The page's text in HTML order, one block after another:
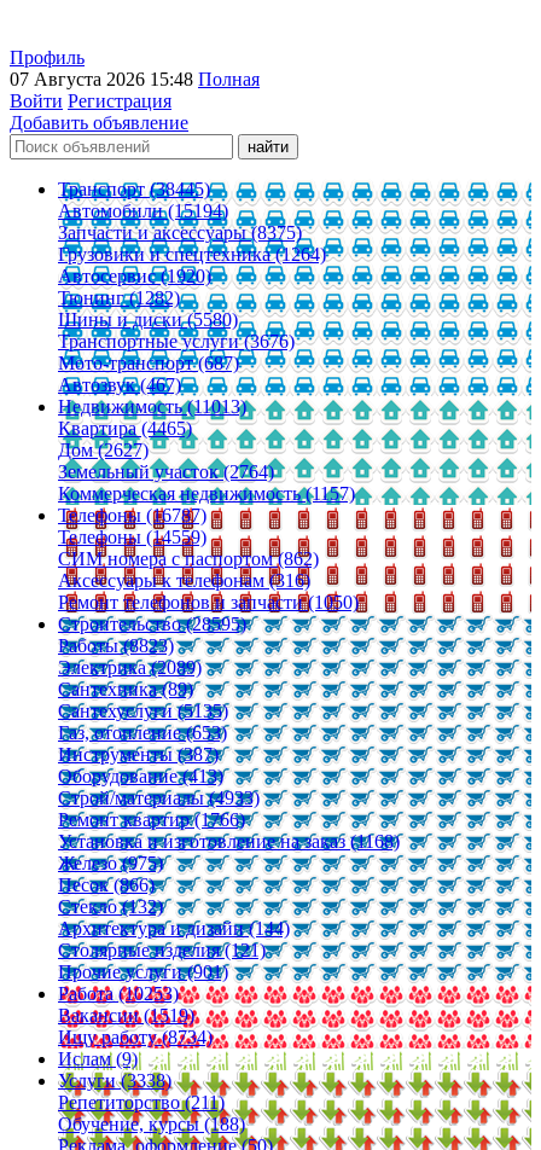
Профиль
07 Августа 2026 15:48 Полная
Войти Регистрация
Добавить объявление
Транспорт (38445)
Автомобили (15194)
Запчасти и аксессуары (8375)
Грузовики и спецтехника (1264)
Автосервис (1920)
Тюнинг (1282)
Шины и диски (5580)
Транспортные услуги (3676)
Мото-транспорт (687)
Автозвук (467)
Недвижимость (11013)
Квартира (4465)
Дом (2627)
Земельный участок (2764)
Коммерческая недвижимость (1157)
Телефоны (16787)
Телефоны (14559)
СИМ номера с паспортом (862)
Аксессуары к телефонам (316)
Ремонт телефонов и запчасти (1050)
Строительство (28595)
Работы (8823)
Электрика (2089)
Сантехника (89)
Сантехуслуги (5135)
Газ, отопление (653)
Инструменты (387)
Оборудование (413)
Строй/материалы (4933)
Ремонт квартир (1766)
Установка и изготовление на заказ (1168)
Железо (975)
Песок (866)
Стекло (132)
Архитектура и дизайн (144)
Столярные изделия (121)
Прочие услуги (901)
Работа (10253)
Вакансии (1519)
Ищу работу (8734)
Ислам (9)
Услуги (3338)
Репетиторство (211)
Обучение, курсы (188)
Реклама, оформление (50)